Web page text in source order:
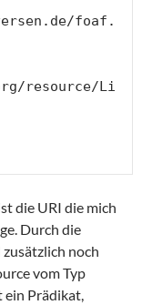
foaf.
resource/Li
die URI die mich
Durch die
noch
vom Typ
ein Prädikat,